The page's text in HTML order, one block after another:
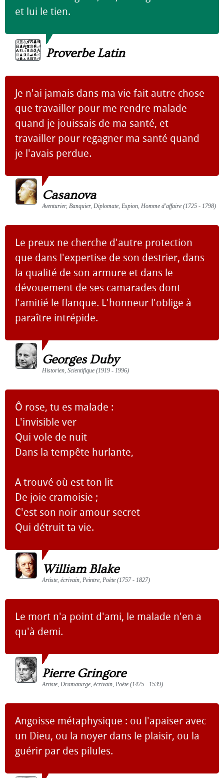
et lui le tien.
Proverbe Latin
Je n'ai jamais dans ma vie fait autre chose
que travailler pour me rendre malade
quand je jouissais de ma santé, et
travailler pour regagner ma santé quand
je l'avais perdue.
Casanova
Aventurier, Banquier, Diplomate, Espion, Homme d'affaire (1725 - 1798)
Le preux ne cherche d'autre protection
que dans l'expertise de son destrier, dans
la qualité de son armure et dans le
dévouement de ses camarades dont
l'amitié le flanque. L'honneur l'oblige à
paraître intrépide.
Georges Duby
Historien, Scientifique (1919 - 1996)
Ô rose, tu es malade :
L'invisible ver
Qui vole de nuit
Dans la tempête hurlante,
A trouvé où est ton lit
De joie cramoisie ;
C'est son noir amour secret
Qui détruit ta vie.
William Blake
Artiste, écrivain, Peintre, Poète (1757 - 1827)
Le mort n'a point d'ami, le malade n'en a
qu'à demi.
Pierre Gringore
Artiste, Dramaturge, écrivain, Poète (1475 - 1539)
Angoisse métaphysique : ou l'apaiser avec
un Dieu, ou la noyer dans le plaisir, ou la
guérir par des pilules.